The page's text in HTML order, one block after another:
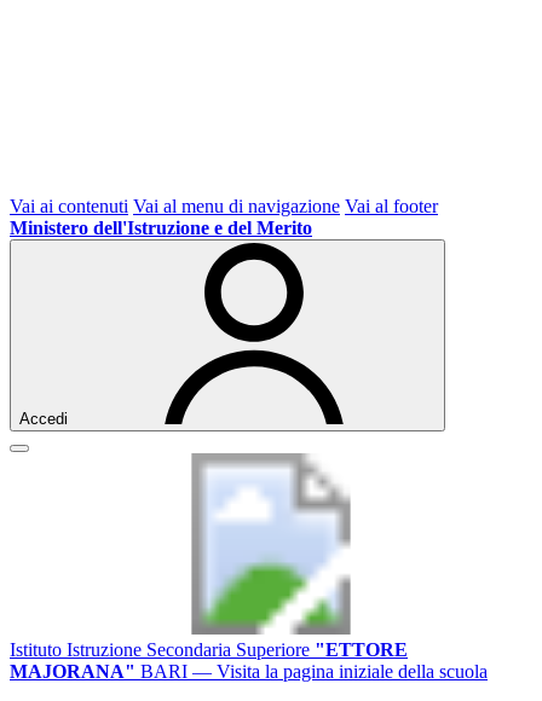
Vai ai contenuti Vai al menu di navigazione Vai al footer
Ministero dell'Istruzione e del Merito
Accedi
Istituto Istruzione Secondaria Superiore "ETTORE
MAJORANA" BARI — Visita la pagina iniziale della scuola